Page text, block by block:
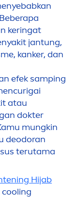
yebabkan
keringat
jantung,
kanker, dan
efek samping
curigai
atau
dokter
mungkin
deodoran
terutama
Hijab
cooling